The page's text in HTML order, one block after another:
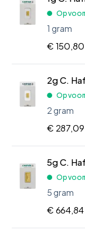
Op
1 gram
€
2g C.
Op
2 gram
€
5g C.
Op
5 gram
€ 664,84